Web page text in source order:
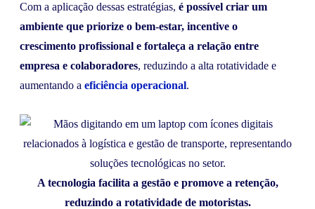
Com a aplicação dessas estratégias, é possível criar um
ambiente que priorize o bem-estar, incentive o
crescimento profissional e fortaleça a relação entre
empresa e colaboradores, reduzindo a alta rotatividade e
aumentando a eficiência operacional.
A tecnologia facilita a gestão e promove a retenção,
reduzindo a rotatividade de motoristas.